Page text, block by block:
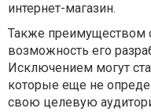
интернет-магазин.
Также преимуществом
возможность его
Исключением могут
которые еще не
свою целевую